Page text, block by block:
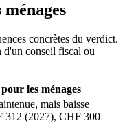
concrètes du verdict.
d'un conseil fiscal ou
les ménages
mais baisse
312 (2027), CHF 300